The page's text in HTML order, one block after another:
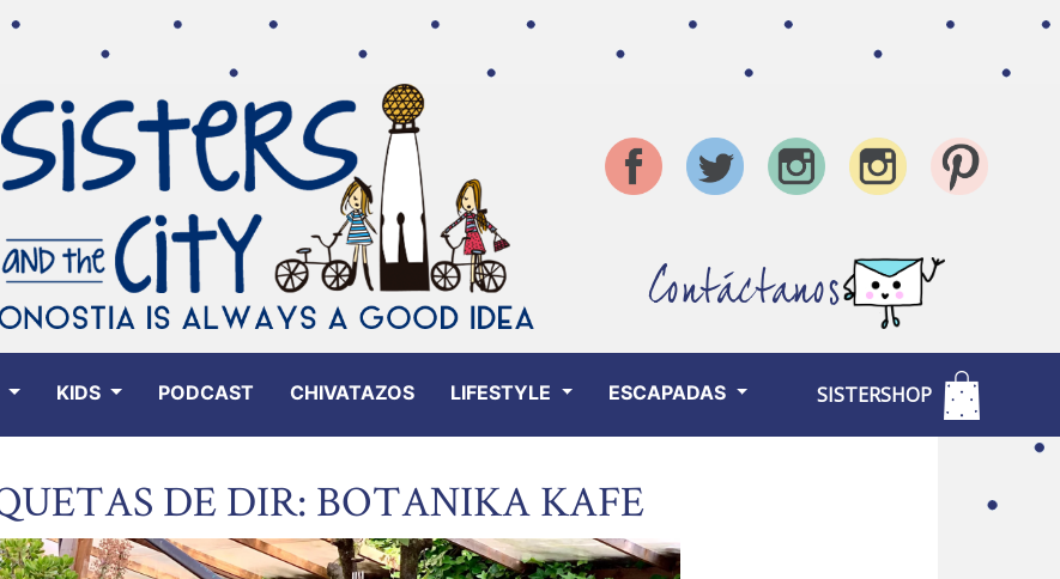
Contáctanos
KIDS PODCAST CHIVATAZOS LIFESTYLE ESCAPADAS SISTERSHOP
DE DIR: BOTANIKA KAFE